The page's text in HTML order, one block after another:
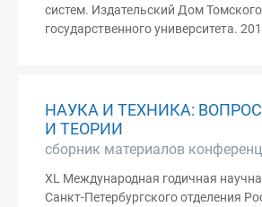
систем. Издательский Дом Томского
государственного университета.
НАУКА И ТЕХНИКА:
И ТЕОРИИ
сборник материалов
XL Международная годичная
Санкт-Петербургского отделения